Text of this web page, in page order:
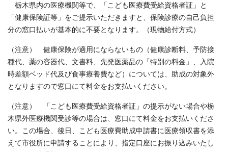
栃木県内の医療機関等で、「こども医療費受給資格者証」と
「健康保険証等」をご提示いただきますと、保険診療の自己負担
分の窓口払いが基本的に不要となります。（現物給付方式）
（注意） 健康保険が適用にならないもの（健康診断料、予防接
種代、薬の容器代、文書料、先発医薬品の「特別の料金」、入院
時差額ベッド代及び食事療養費など）については、助成の対象外
となりますので窓口にて料金をお支払いください。
（注意） 「こども医療費受給資格者証」の提示がない場合や栃
木県外医療機関受診等の場合は、窓口にて料金をお支払いくださ
い。この場合、後日、こども医療費助成申請書に医療領収書を添
えて市役所に申請することにより、指定口座にお振り込みいたし